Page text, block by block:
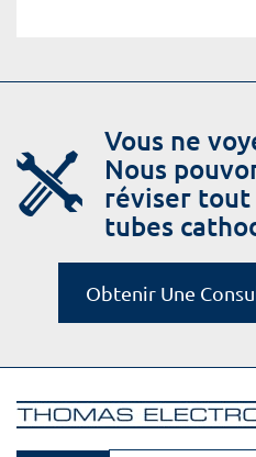
Vous ne
Nous
réviser tout
tubes
Obtenir Une